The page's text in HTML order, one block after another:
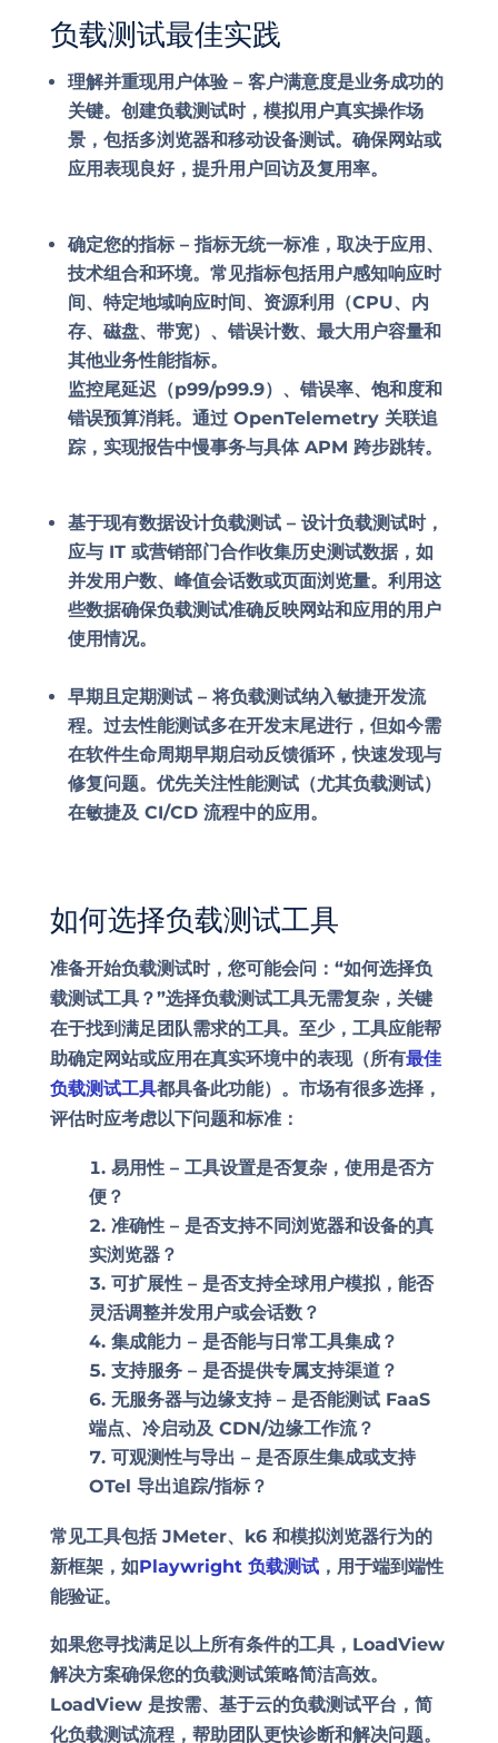
负载测试最佳实践
理解并重现用户体验 –客户满意度是业务成功的
关键。创建负载测试时，模拟用户真实操作场
景，包括多浏览器和移动设备测试。确保网站或
应用表现良好，提升用户回访及复用率。
确定您的指标 –指标无统一标准，取决于应用、
技术组合和环境。常见指标包括用户感知响应时
间、特定地域响应时间、资源利用（CPU、内
存、磁盘、带宽）、错误计数、最大用户容量和
其他业务性能指标。
监控尾延迟（p99/p99.9）、错误率、饱和度和
错误预算消耗。通过 OpenTelemetry 关联追
踪，实现报告中慢事务与具体 APM 跨步跳转。
基于现有数据设计负载测试 –设计负载测试时，
应与 IT 或营销部门合作收集历史测试数据，如
并发用户数、峰值会话数或页面浏览量。利用这
些数据确保负载测试准确反映网站和应用的用户
使用情况。
早期且定期测试 –将负载测试纳入敏捷开发流
程。过去性能测试多在开发末尾进行，但如今需
在软件生命周期早期启动反馈循环，快速发现与
修复问题。优先关注性能测试（尤其负载测试）
在敏捷及 CI/CD 流程中的应用。
如何选择负载测试工具
准备开始负载测试时，您可能会问：“如何选择负
载测试工具？”选择负载测试工具无需复杂，关键
在于找到满足团队需求的工具。至少，工具应能帮
助确定网站或应用在真实环境中的表现（所有最佳
负载测试工具都具备此功能）。市场有很多选择，
评估时应考虑以下问题和标准：
易用性 –工具设置是否复杂，使用是否方
便？
准确性 –是否支持不同浏览器和设备的真
实浏览器？
可扩展性 –是否支持全球用户模拟，能否
灵活调整并发用户或会话数？
集成能力 –是否能与日常工具集成？
支持服务 –是否提供专属支持渠道？
无服务器与边缘支持 –是否能测试 FaaS
端点、冷启动及 CDN/边缘工作流？
可观测性与导出 –是否原生集成或支持
OTel 导出追踪/指标？
常见工具包括 JMeter、k6 和模拟浏览器行为的
新框架，如Playwright 负载测试，用于端到端性
能验证。
如果您寻找满足以上所有条件的工具，LoadView
解决方案确保您的负载测试策略简洁高效。
LoadView 是按需、基于云的负载测试平台，简
化负载测试流程，帮助团队更快诊断和解决问题。